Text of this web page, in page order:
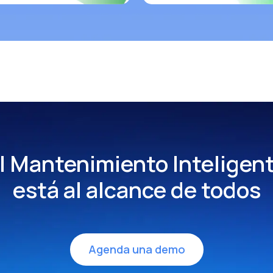
Mantenimiento
está al alcance de todos
Agenda una demo